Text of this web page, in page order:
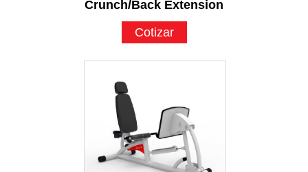
Crunch/Back Extension
Cotizar